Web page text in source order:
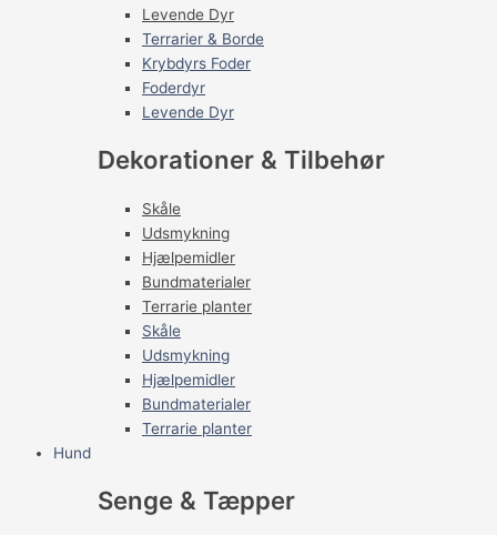
Levende Dyr
Terrarier & Borde
Krybdyrs Foder
Foderdyr
Levende Dyr
Dekorationer & Tilbehør
Skåle
Udsmykning
Hjælpemidler
Bundmaterialer
Terrarie planter
Skåle
Udsmykning
Hjælpemidler
Bundmaterialer
Terrarie planter
Hund
Senge & Tæpper